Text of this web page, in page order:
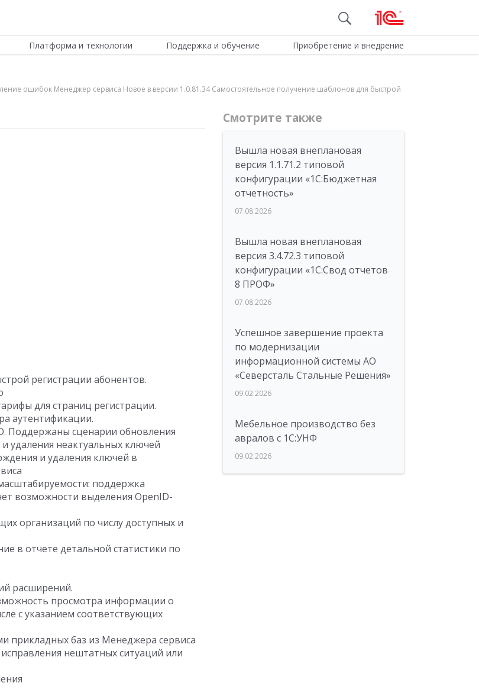
Платформа и технологии Поддержка и обучение Приобретение и внедрение
ошибок Менеджер сервиса Новое в версии 1.0.81.34 Самостоятельное получение шаблонов для быстрой
регистрации абонентов.
для страниц регистрации.
аутентификации.
Поддержаны сценарии обновления
удаления неактуальных ключей
и удаления ключей в
поддержка
возможности выделения OpenID-
организаций по числу доступных и
в отчете детальной статистики по
расширений.
просмотра информации о
с указанием соответствующих
прикладных баз из Менеджера сервиса
нештатных ситуаций или
Смотрите также
Вышла новая внеплановая
версия 1.1.71.2 типовой
конфигурации «1C:Бюджетная
отчетность»
07.08.2026
Вышла новая внеплановая
версия 3.4.72.3 типовой
конфигурации «1C:Свод отчетов
8 ПРОФ»
07.08.2026
Успешное завершение проекта
по модернизации
информационной системы АО
«Северсталь Стальные Решения»
09.02.2026
Мебельное производство без
авралов с 1С:УНФ
09.02.2026